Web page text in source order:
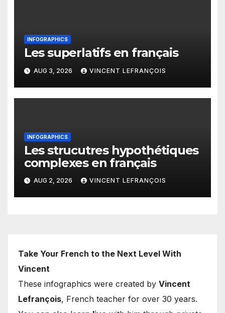
INFOGRAPHICS
Les superlatifs en français
AUG 3, 2026 VINCENT LEFRANÇOIS
INFOGRAPHICS
Les strucutres hypothétiques
complexes en français
AUG 2, 2026 VINCENT LEFRANÇOIS
Take Your French to the Next Level With
Vincent
These infographics were created by Vincent
Lefrançois, French teacher for over 30 years.